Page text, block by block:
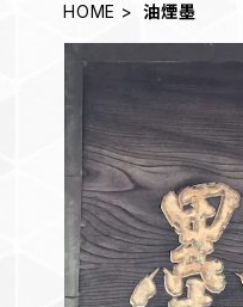
HOME 油煙墨